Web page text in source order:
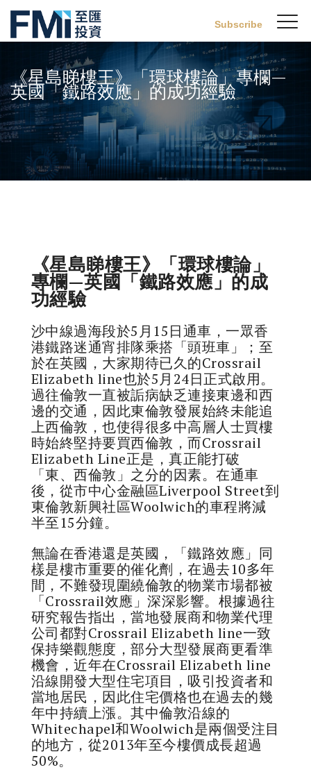
main
content
FMI
Subscribe
《星島睇樓王》「環球樓論」專欄—
英國「鐵路效應」的成功經驗
《星島睇樓王》「環球樓論」
專欄—英國「鐵路效應」的成
功經驗
沙中線過海段於5月15日通車，一眾香
港鐵路迷通宵排隊乘搭「頭班車」；至
於在英國，大家期待已久的Crossrail
Elizabeth line也於5月24日正式啟用。
過往倫敦一直被詬病缺乏連接東邊和西
邊的交通，因此東倫敦發展始終未能追
上西倫敦，也使得很多中高層人士買樓
時始終堅持要買西倫敦，而Crossrail
Elizabeth Line正是，真正能打破
「東、西倫敦」之分的因素。在通車
後，從市中心金融區Liverpool Street到
東倫敦新興社區Woolwich的車程將減
半至15分鐘。
無論在香港還是英國，「鐵路效應」同
樣是樓市重要的催化劑，在過去10多年
間，不難發現圍繞倫敦的物業市場都被
「Crossrail效應」深深影響。根據過往
研究報告指出，當地發展商和物業代理
公司都對Crossrail Elizabeth line一致
保持樂觀態度，部分大型發展商更看準
機會，近年在Crossrail Elizabeth line
沿線開發大型住宅項目，吸引投資者和
當地居民，因此住宅價格也在過去的幾
年中持續上漲。其中倫敦沿線的
Whitechapel和Woolwich是兩個受注目
的地方，從2013年至今樓價成長超過
50%。